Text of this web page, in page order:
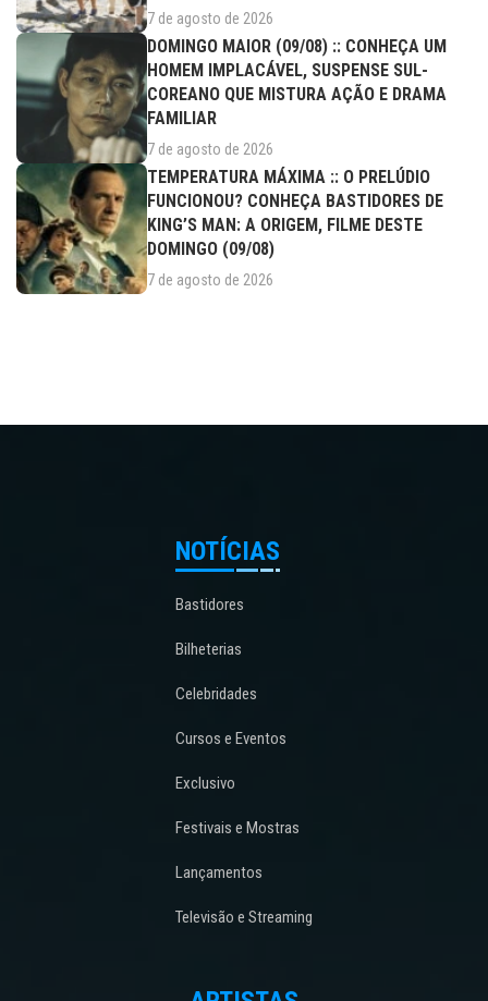
7 de agosto de 2026
DOMINGO MAIOR (09/08) :: CONHEÇA UM
HOMEM IMPLACÁVEL, SUSPENSE SUL-
COREANO QUE MISTURA AÇÃO E DRAMA
FAMILIAR
7 de agosto de 2026
TEMPERATURA MÁXIMA :: O PRELÚDIO
FUNCIONOU? CONHEÇA BASTIDORES DE
KING’S MAN: A ORIGEM, FILME DESTE
DOMINGO (09/08)
7 de agosto de 2026
NOTÍCIAS
Bastidores
Bilheterias
Celebridades
Cursos e Eventos
Exclusivo
Festivais e Mostras
Lançamentos
Televisão e Streaming